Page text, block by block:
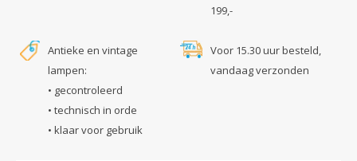
199,-
Antieke en vintage
lampen:
• gecontroleerd
• technisch in orde
• klaar voor gebruik
Voor 15.30 uur besteld,
vandaag verzonden